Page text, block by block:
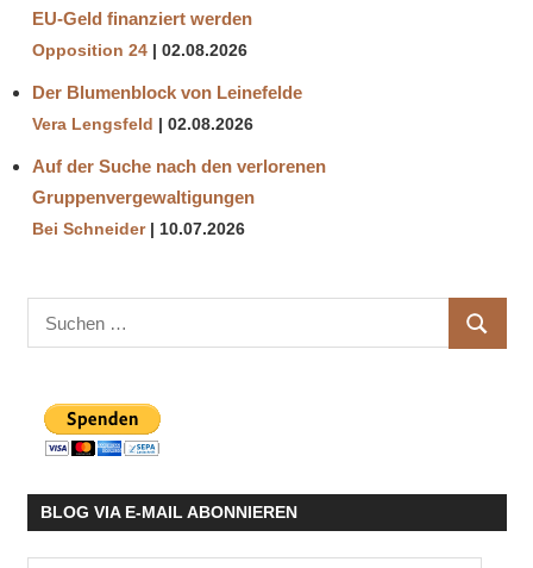
EU-Geld finanziert werden
Opposition 24 02.08.2026
Der Blumenblock von Leinefelde
Vera Lengsfeld 02.08.2026
Auf der Suche nach den verlorenen
Gruppenvergewaltigungen
Bei Schneider 10.07.2026
Suchen
nach:
SUCHEN
BLOG VIA E-MAIL ABONNIEREN